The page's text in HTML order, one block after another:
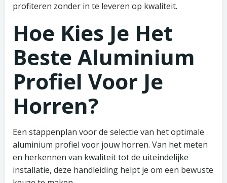
profiteren zonder in te leveren op kwaliteit.
Hoe Kies Je Het
Beste Aluminium
Profiel Voor Je
Horren?
Een stappenplan voor de selectie van het optimale
aluminium profiel voor jouw horren. Van het meten
en herkennen van kwaliteit tot de uiteindelijke
installatie, deze handleiding helpt je om een bewuste